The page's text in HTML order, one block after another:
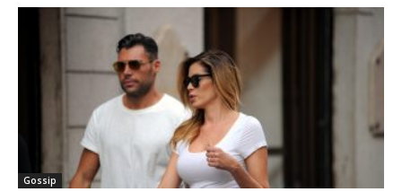
Gossip